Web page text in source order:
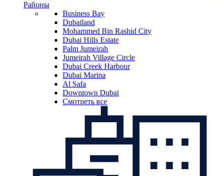
Районы
Business Bay
Dubailand
Mohammed Bin Rashid City
Dubai Hills Estate
Palm Jumeirah
Jumeirah Village Circle
Dubai Creek Harbour
Dubai Marina
Al Safa
Downtown Dubai
Смотреть все